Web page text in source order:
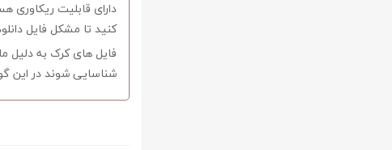
کنید تا مشکل فایل
فایل های کرک به دلیل
شناسایی شوند در این